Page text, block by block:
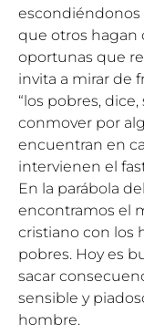
escondiéndonos
que otros hagan
oportunas que
invita a mirar de
“los pobres,
conmover por
encuentran en
intervienen el
En la parábola
encontramos el
cristiano con los
pobres. Hoy es
sacar
sensible y
hombre.